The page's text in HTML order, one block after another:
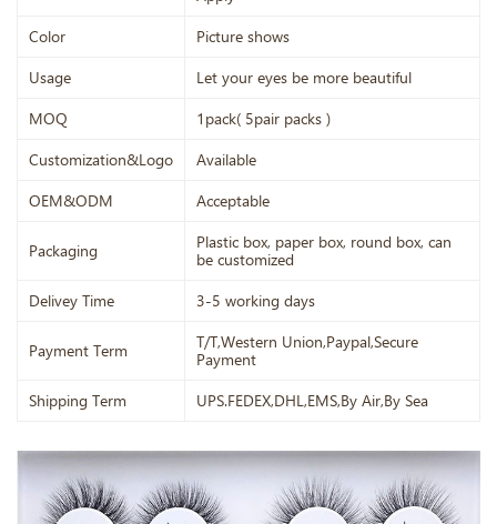
Color Picture shows
Usage Let your eyes be more beautiful
MOQ 1pack( 5pair packs )
Customization&Logo Available
OEM&ODM Acceptable
Packaging
Plastic box, paper box, round box, can
be customized
Delivey Time 3-5 working days
Payment Term
T/T,Western Union,Paypal,Secure
Payment
Shipping Term UPS.FEDEX,DHL,EMS,By Air,By Sea